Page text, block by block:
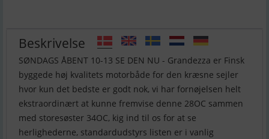
Beskrivelse
SØNDAGS ÅBENT 10-13 SE DEN NU - Grandezza er Finsk
byggede høj kvalitets motorbåde for den kræsne sejler
hvor kun det bedste er godt nok, vi har fornøjelsen helt
ekstraordinært at kunne fremvise denne 28OC sammen
med storesøster 34OC, kig ind til os for at se
herlighederne, standardudstyrs listen er i vanlig